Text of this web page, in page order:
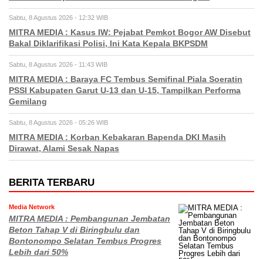
Sabtu, 8 Agustus 2026 - 12:32 WIB
MITRA MEDIA : Kasus IW: Pejabat Pemkot Bogor AW Disebut
Bakal Diklarifikasi Polisi, Ini Kata Kepala BKPSDM
Sabtu, 8 Agustus 2026 - 11:43 WIB
MITRA MEDIA : Baraya FC Tembus Semifinal Piala Soeratin
PSSI Kabupaten Garut U-13 dan U-15, Tampilkan Performa
Gemilang
Sabtu, 8 Agustus 2026 - 05:26 WIB
MITRA MEDIA : Korban Kebakaran Bapenda DKI Masih
Dirawat, Alami Sesak Napas
BERITA TERBARU
Media Network
MITRA MEDIA : Pembangunan Jembatan
Beton Tahap V di Biringbulu dan
Bontonompo Selatan Tembus Progres
Lebih dari 50%